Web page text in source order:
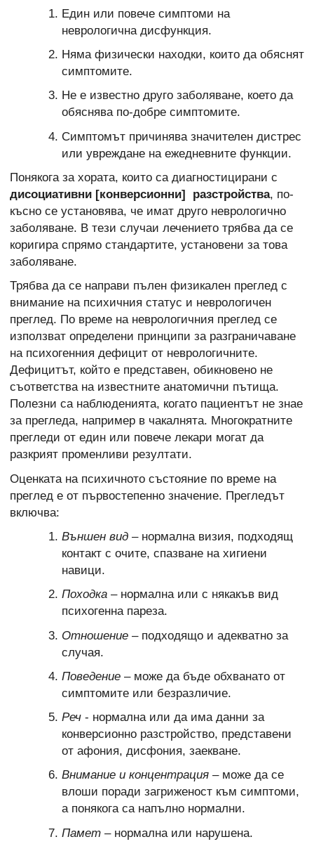
Един или повече симптоми на
неврологична дисфункция.
Няма физически находки, които да обяснят
симптомите.
Не е известно друго заболяване, което да
обяснява по-добре симптомите.
Симптомът причинява значителен дистрес
или увреждане на ежедневните функции.
Понякога за хората, които са диагностицирани с
дисоциативни [конверсионни] разстройства, по-
късно се установява, че имат друго неврологично
заболяване. В тези случаи лечението трябва да се
коригира спрямо стандартите, установени за това
заболяване.
Трябва да се направи пълен физикален преглед с
внимание на психичния статус и неврологичен
преглед. По време на неврологичния преглед се
използват определени принципи за разграничаване
на психогенния дефицит от неврологичните.
Дефицитът, който е представен, обикновено не
съответства на известните анатомични пътища.
Полезни са наблюденията, когато пациентът не знае
за прегледа, например в чакалнята. Многократните
прегледи от един или повече лекари могат да
разкрият променливи резултати.
Оценката на психичното състояние по време на
преглед е от първостепенно значение. Прегледът
включва:
Външен вид– нормална визия, подходящ
контакт с очите, спазване на хигиени
навици.
Походка– нормална или с някакъв вид
психогенна пареза.
Отношение– подходящо и адекватно за
случая.
Поведение– може да бъде обхванато от
симптомите или безразличие.
Реч- нормална или да има данни за
конверсионно разстройство, представени
от афония, дисфония, заекване.
Внимание и концентрация– може да се
влоши поради загриженост към симптоми,
а понякога са напълно нормални.
Памет– нормална или нарушена.